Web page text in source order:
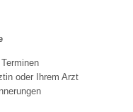
oder Ihrem Arzt